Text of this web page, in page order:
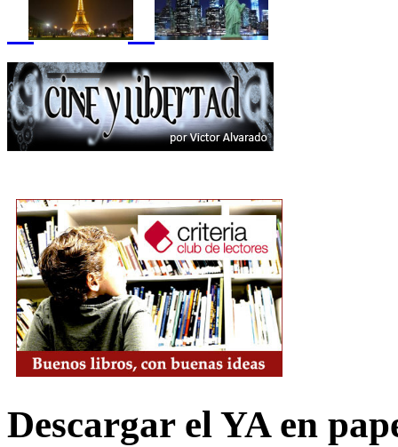
Descargar el YA en